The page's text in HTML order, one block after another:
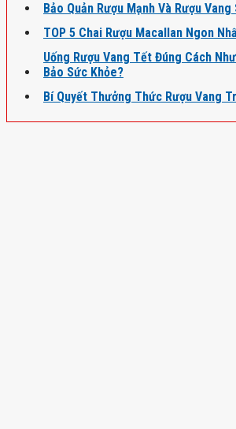
Bảo Quản Rượu Mạnh Và Rượu
TOP 5 Chai Rượu Macallan Ngon
Uống Rượu Vang Tết Đúng Cách
Bảo Sức Khỏe?
Bí Quyết Thưởng Thức Rượu Vang